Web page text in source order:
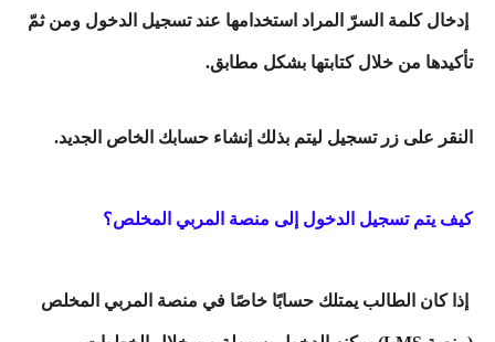
إدخال كلمة السرّ المراد استخدامها عند تسجيل الدخول ومن ثمّ
تأكيدها من خلال كتابتها بشكل مطابق.
النقر على زر تسجيل ليتم بذلك إنشاء حسابك الخاص الجديد.
كيف يتم تسجيل الدخول إلى منصة المربي المخلص؟
إذا كان الطالب يمتلك حسابًا خاصًا في منصة المربي المخلص